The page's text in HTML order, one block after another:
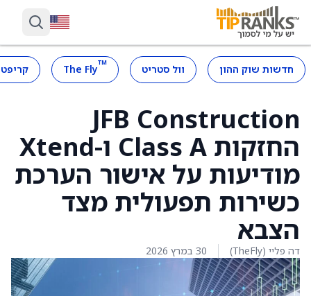
חדשות שוק ההון וול סטריט ™
The Fly
JFB Construction
החזקות Class A ו-Xtend
מודיעות על אישור הערכת
כשירות תפעולית מצד
הצבא
דה פליי (TheFly) 30 במרץ 2026